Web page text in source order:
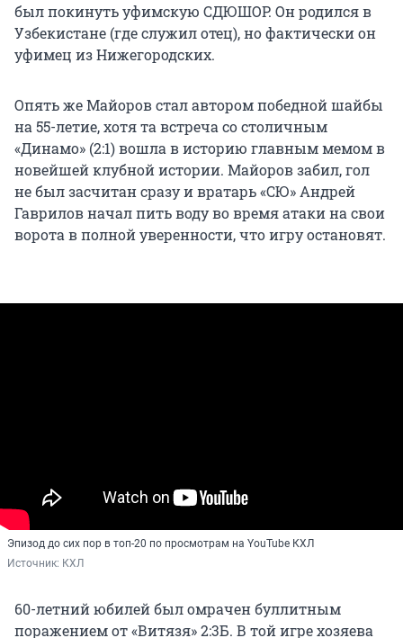
был покинуть уфимскую СДЮШОР. Он родился в
Узбекистане (где служил отец), но фактически он
уфимец из Нижегородских.
Опять же Майоров стал автором победной шайбы
на 55-летие, хотя та встреча со столичным
«Динамо» (2:1) вошла в историю главным мемом в
новейшей клубной истории. Майоров забил, гол
не был засчитан сразу и вратарь «СЮ» Андрей
Гаврилов начал пить воду во время атаки на свои
ворота в полной уверенности, что игру остановят.
Эпизод до сих пор в топ-20 по просмотрам на YouTube КХЛ
Источник: КХЛ
60-летний юбилей был омрачен буллитным
поражением от «Витязя» 2:3Б. В той игре хозяева